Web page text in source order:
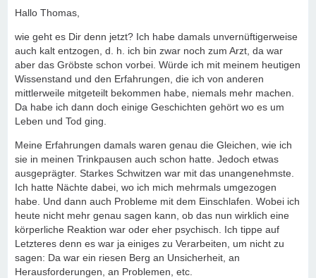
Hallo Thomas,
wie geht es Dir denn jetzt? Ich habe damals unvernüftigerweise
auch kalt entzogen, d. h. ich bin zwar noch zum Arzt, da war
aber das Gröbste schon vorbei. Würde ich mit meinem heutigen
Wissenstand und den Erfahrungen, die ich von anderen
mittlerweile mitgeteilt bekommen habe, niemals mehr machen.
Da habe ich dann doch einige Geschichten gehört wo es um
Leben und Tod ging.
Meine Erfahrungen damals waren genau die Gleichen, wie ich
sie in meinen Trinkpausen auch schon hatte. Jedoch etwas
ausgeprägter. Starkes Schwitzen war mit das unangenehmste.
Ich hatte Nächte dabei, wo ich mich mehrmals umgezogen
habe. Und dann auch Probleme mit dem Einschlafen. Wobei ich
heute nicht mehr genau sagen kann, ob das nun wirklich eine
körperliche Reaktion war oder eher psychisch. Ich tippe auf
Letzteres denn es war ja einiges zu Verarbeiten, um nicht zu
sagen: Da war ein riesen Berg an Unsicherheit, an
Herausforderungen, an Problemen, etc.